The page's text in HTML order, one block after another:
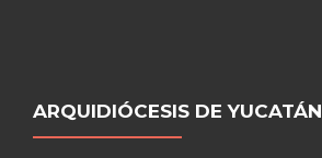
ARQUIDIÓCESIS DE YUCATÁN